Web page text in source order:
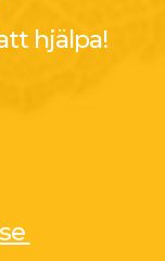
hjälpa!